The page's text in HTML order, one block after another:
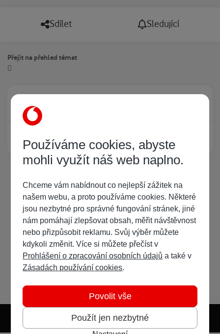
Sdílet Sledující
Přejít na přehled témat
Právě prohlíží tuto stránku
Žádný registrovaný uživatel si neprohlíží tuto stránku
Používáme cookies, abyste
mohli využít náš web naplno.
Chceme vám nabídnout co nejlepší zážitek na
našem webu, a proto používáme cookies. Některé
jsou nezbytné pro správné fungování stránek, jiné
nám pomáhají zlepšovat obsah, měřit návštěvnost
nebo přizpůsobit reklamu. Svůj výběr můžete
kdykoli změnit. Více si můžete přečíst v
Prohlášení o zpracování osobních údajů a také v
Zásadách používání cookies.
Použít jen nezbytné
Povolit vše